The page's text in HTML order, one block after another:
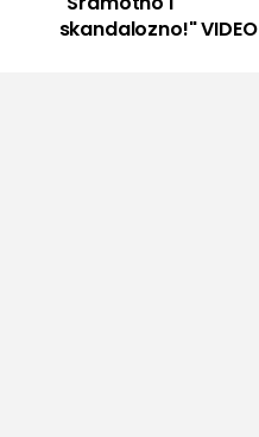
skandalozno!" VIDEO